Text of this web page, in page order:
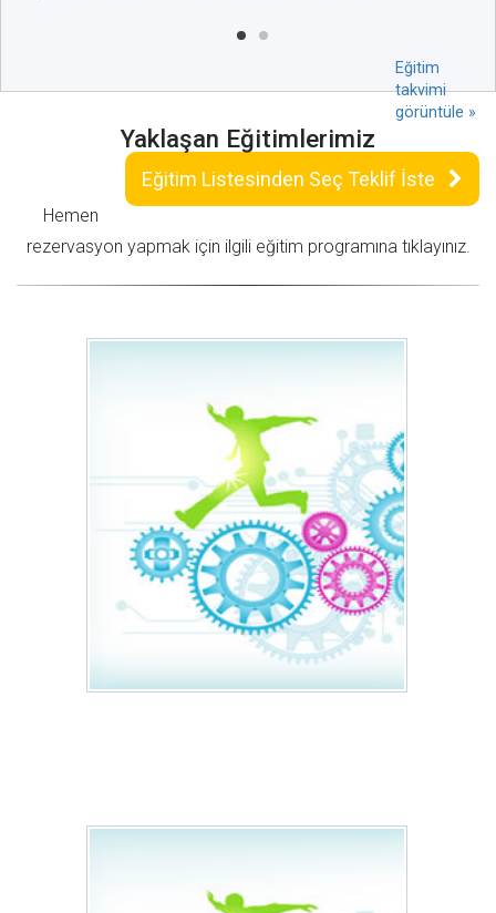
Eğitim
takvimi
görüntüle »
Yaklaşan Eğitimlerimiz
Eğitim Listesinden Seç Teklif İste
Hemen
rezervasyon yapmak için ilgili eğitim programına tıklayınız.